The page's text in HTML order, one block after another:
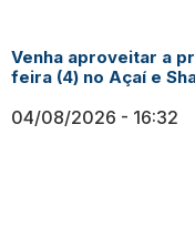
Venha aproveitar a
feira (4) no Açaí e
04/08/2026 16:32